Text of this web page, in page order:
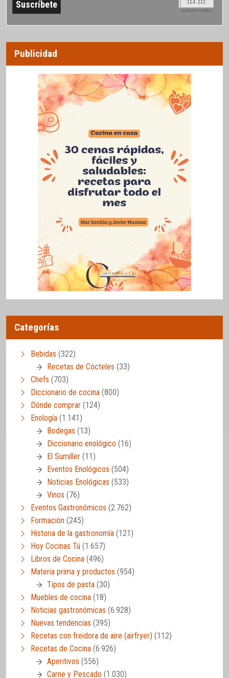
114.111
SUSCRIPTORES
Publicidad
Categorías
Bebidas (322)
Recetas de Cócteles (33)
Chefs (703)
Diccionario de cocina (800)
Dónde comprar (124)
Enología (1.141)
Bodegas (13)
Diccionario enológico (16)
El Sumiller (11)
Eventos Enológicos (504)
Noticias Enológicas (533)
Vinos (76)
Eventos Gastronómicos (2.762)
Formación (245)
Historia de la gastronomía (121)
Hoy Cocinas Tú (1.657)
Libros de Cocina (496)
Materia prima y productos (954)
Tipos de pasta (30)
Muebles de cocina (18)
Noticias gastronómicas (6.928)
Nuevas tendencias (395)
Recetas con freidora de aire (airfryer) (112)
Recetas de Cocina (6.926)
Aperitivos (556)
Carne y Pescado (1.030)